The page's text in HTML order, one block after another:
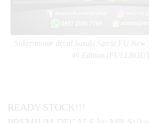
Stiker motor decal Suzuki Satria FU New
46 Edition
READY STOCK!!!